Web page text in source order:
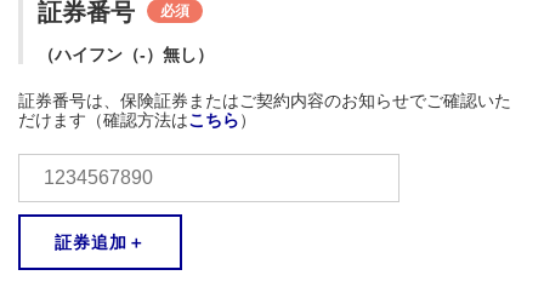
証券番号 必須
（ハイフン（-）無し）
証券番号は、保険証券またはご契約内容のお知らせでご確認いた
だけます（確認方法はこちら）
証券追加＋